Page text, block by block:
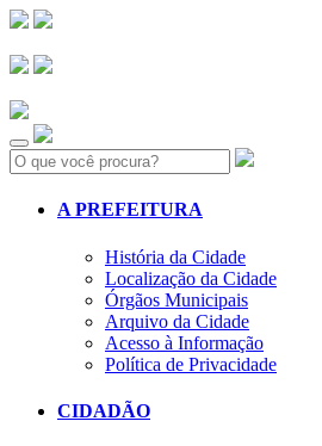
Search:
A PREFEITURA
História da Cidade
Localização da Cidade
Órgãos Municipais
Arquivo da Cidade
Acesso à Informação
Política de Privacidade
CIDADÃO